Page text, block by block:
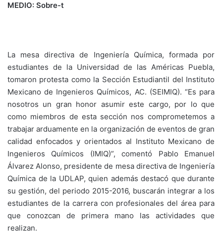
MEDIO: Sobre-t
La mesa directiva de Ingeniería Química, formada por
estudiantes de la Universidad de las Américas Puebla,
tomaron protesta como la Sección Estudiantil del Instituto
Mexicano de Ingenieros Químicos, AC. (SEIMIQ). “Es para
nosotros un gran honor asumir este cargo, por lo que
como miembros de esta sección nos comprometemos a
trabajar arduamente en la organización de eventos de gran
calidad enfocados y orientados al Instituto Mexicano de
Ingenieros Químicos (IMIQ)”, comentó Pablo Emanuel
Álvarez Alonso, presidente de mesa directiva de Ingeniería
Química de la UDLAP, quien además destacó que durante
su gestión, del periodo 2015-2016, buscarán integrar a los
estudiantes de la carrera con profesionales del área para
que conozcan de primera mano las actividades que
realizan.